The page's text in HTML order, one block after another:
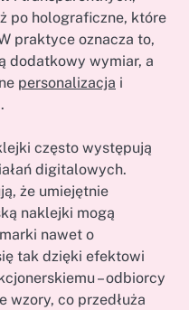
po holograficzne, które
praktyce oznacza to,
dodatkowy wymiar, a
personalizacja i
często występują
digitalowych.
że umiejętnie
naklejki mogą
marki nawet o
tak dzięki efektowi
– odbiorcy
wzory, co przedłuża